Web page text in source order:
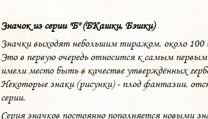
Значок из серии "Б" (БКашки, Бэшки)
Значки выходят небольшим тиражом, около
Это в первую очередь относится к самым
имели место быть в качестве утверждённых
Некоторые знаки (рисунки) - плод фантазии,
серии.
Серия значков постоянно пополняется новыми